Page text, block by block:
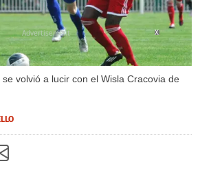
volvió a lucir con el Wisla Cracovia de
X